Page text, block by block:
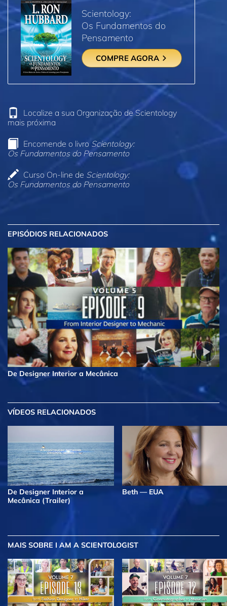
Scientology:
Os Fundamentos do
Pensamento
COMPRE AGORA
Localize a sua Organização de Scientology
mais próxima
Encomende o livro Scientology:
Os Fundamentos do Pensamento
Curso On‑line de Scientology:
Os Fundamentos do Pensamento
EPISÓDIOS RELACIONADOS
De Designer Interior a Mecânica
VÍDEOS RELACIONADOS
De Designer Interior a
Mecânica (Trailer)
Beth — EUA
MAIS SOBRE I AM A SCIENTOLOGIST